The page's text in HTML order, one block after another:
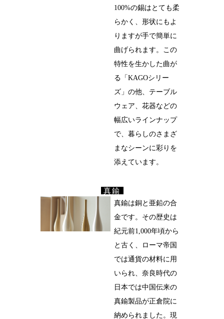
100%の錫はとても柔
らかく、形状にもよ
りますが手で簡単に
曲げられます。この
特性を生かした曲が
る「KAGOシリー
ズ」の他、テーブル
ウェア、花器などの
幅広いラインナップ
で、暮らしのさまざ
まなシーンに彩りを
添えています。
真鍮
真鍮は銅と亜鉛の合
金です。その歴史は
紀元前1,000年頃から
と古く、ローマ帝国
では通貨の材料に用
いられ、奈良時代の
日本では中国伝来の
真鍮製品が正倉院に
納められました。現